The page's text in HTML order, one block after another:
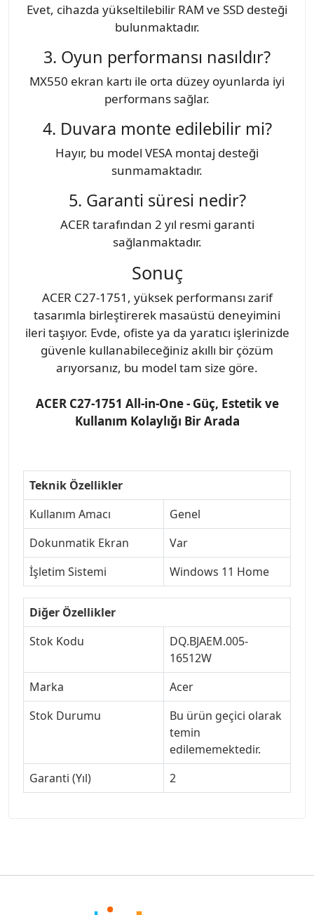
Evet, cihazda yükseltilebilir RAM ve SSD desteği
bulunmaktadır.
3. Oyun performansı nasıldır?
MX550 ekran kartı ile orta düzey oyunlarda iyi
performans sağlar.
4. Duvara monte edilebilir mi?
Hayır, bu model VESA montaj desteği
sunmamaktadır.
5. Garanti süresi nedir?
ACER tarafından 2 yıl resmi garanti
sağlanmaktadır.
Sonuç
ACER C27-1751, yüksek performansı zarif
tasarımla birleştirerek masaüstü deneyimini
ileri taşıyor. Evde, ofiste ya da yaratıcı işlerinizde
güvenle kullanabileceğiniz akıllı bir çözüm
arıyorsanız, bu model tam size göre.
ACER C27-1751 All-in-One - Güç, Estetik ve
Kullanım Kolaylığı Bir Arada
Teknik Özellikler
Kullanım Amacı
Genel
Dokunmatik Ekran
Var
İşletim Sistemi
Windows 11 Home
Diğer Özellikler
Stok Kodu
DQ.BJAEM.005-
16512W
Marka
Acer
Stok Durumu
Bu ürün geçici olarak
temin
edilememektedir.
Garanti (Yıl)
2